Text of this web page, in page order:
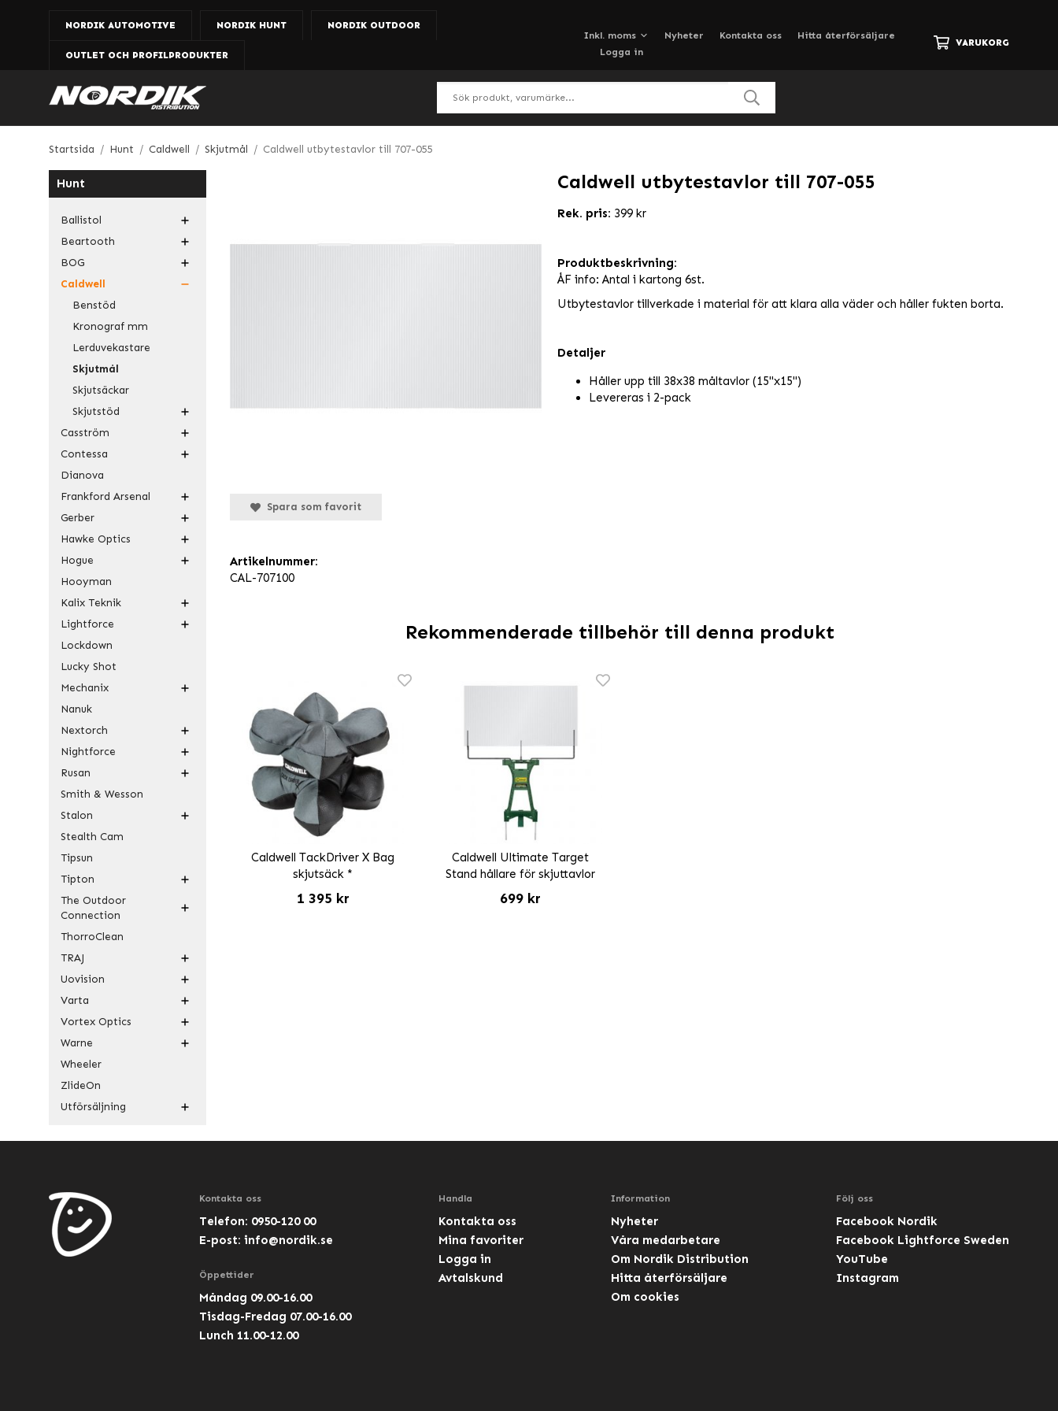
NORDIK AUTOMOTIVE NORDIK HUNT NORDIK OUTDOOR
OUTLET OCH PROFILPRODUKTER
Nyheter Kontakta oss
Hitta återförsäljare
Logga in
VARUKORG
Startsida / Hunt / Caldwell / Skjutmål / Caldwell utbytestavlor till 707-055
Hunt
Ballistol
Beartooth
BOG
Caldwell
Benstöd
Kronograf mm
Lerduvekastare
Skjutmål
Skjutsäckar
Skjutstöd
Casström
Contessa
Dianova
Frankford Arsenal
Gerber
Hawke Optics
Hogue
Hooyman
Kalix Teknik
Lightforce
Lockdown
Lucky Shot
Mechanix
Nanuk
Nextorch
Nightforce
Rusan
Smith & Wesson
Stalon
Stealth Cam
Tipsun
Tipton
The Outdoor
Connection
ThorroClean
TRAJ
Uovision
Varta
Vortex Optics
Warne
Wheeler
ZlideOn
Utförsäljning
Caldwell utbytestavlor till 707-055
Rek. pris: 399 kr
Produktbeskrivning:
ÅF info: Antal i kartong 6st.
Utbytestavlor tillverkade i material för att klara alla väder och håller fukten borta.
Detaljer
Håller upp till 38x38 måltavlor (15"x15")
Levereras i 2-pack
Spara som favorit
Artikelnummer:
CAL-707100
Rekommenderade tillbehör till denna produkt
Caldwell TackDriver X Bag
skjutsäck *
1 395 kr
Caldwell Ultimate Target
Stand hållare för skjuttavlor
699 kr
Kontakta oss
Telefon: 0950-120 00
E-post: info@nordik.se
Öppettider
Måndag 09.00-16.00
Tisdag-Fredag 07.00-16.00
Lunch 11.00-12.00
Handla
Kontakta oss
Mina favoriter
Logga in
Avtalskund
Information
Nyheter
Våra medarbetare
Om Nordik Distribution
Hitta återförsäljare
Om cookies
Följ oss
Facebook Nordik
Facebook Lightforce Sweden
YouTube
Instagram